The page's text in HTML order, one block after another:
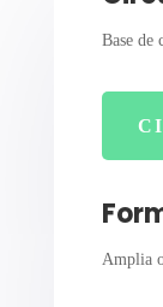
Base de
Amplia